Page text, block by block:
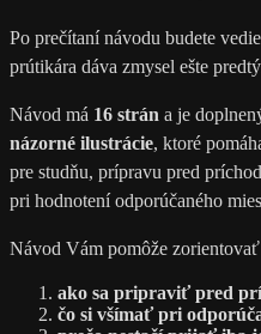
Po prečítaní návodu budete
prútikára dáva zmysel ešte
Návod má 16 strán a je
názorné ilustrácie, ktoré
pre studňu, prípravu pred
pri hodnotení odporúčaného
Návod Vám pomôže
ako sa pripraviť pred
čo si všímať pri